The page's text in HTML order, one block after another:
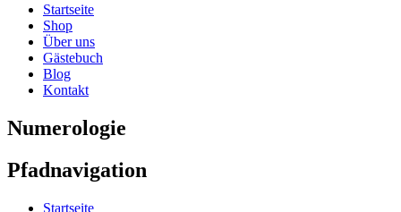
Startseite
Shop
Über uns
Gästebuch
Blog
Kontakt
Numerologie
Pfadnavigation
Startseite